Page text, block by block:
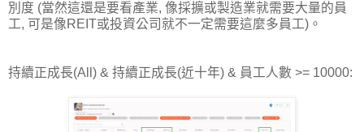
別度 (當然這還是要看產業, 像採擴或製造業就需要大量的員
工, 可是像REIT或投資公司就不一定需要這麼多員工)。
持續正成長(All) & 持續正成長(近十年) & 員工人數 >= 10000: